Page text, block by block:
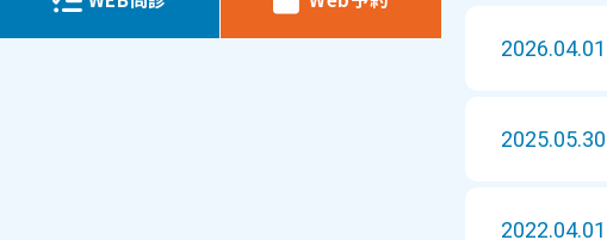
2026.04.01
2025.05.30
2022.04.01